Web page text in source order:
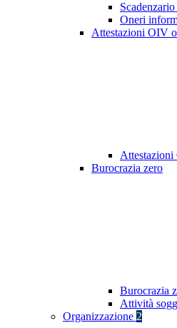
Oneri
Attestazioni OIV
Attestazioni
Burocrazia zero
Burocrazia
Attività
Organizzazione 2